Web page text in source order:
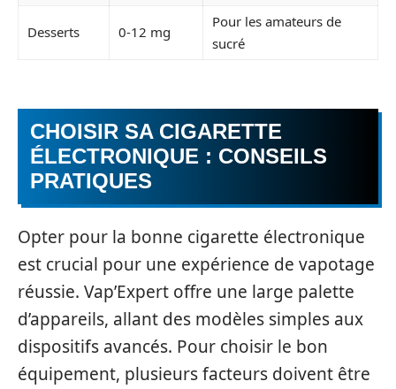
Desserts 0-12 mg
Pour les amateurs de
sucré
CHOISIR SA CIGARETTE
ÉLECTRONIQUE : CONSEILS
PRATIQUES
Opter pour la bonne cigarette électronique
est crucial pour une expérience de vapotage
réussie. Vap’Expert offre une large palette
d’appareils, allant des modèles simples aux
dispositifs avancés. Pour choisir le bon
équipement, plusieurs facteurs doivent être